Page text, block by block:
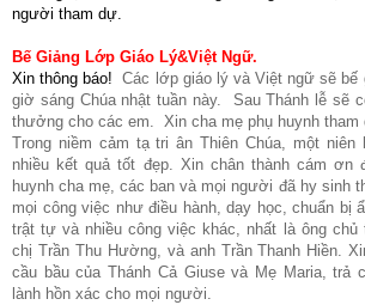
người tham dự.
Bế Giảng Lớp Giáo Lý&Việt Ngữ.
Xin thông báo!Các lớp giáo lý và Việt ngữ sẽ bế
giờ sáng Chúa nhật tuần này. Sau Thánh lễ sẽ
thưởng cho các em. Xin cha mẹ phụ huynh tham
Trong niềm cảm tạ tri ân Thiên Chúa, một
nhiều kết quả tốt đẹp. Xin chân thành cám ơn
huynh cha mẹ, các ban và mọi người đã hy sinh
mọi công việc như điều hành, dạy học, chuẩn bị
trật tự và nhiều công việc khác, nhất là ông
chị Trần Thu Hường, và anh Trần Thanh Hiền.
cầu bầu của Thánh Cả Giuse và Mẹ Maria, trả
lành hồn xác cho mọi người.